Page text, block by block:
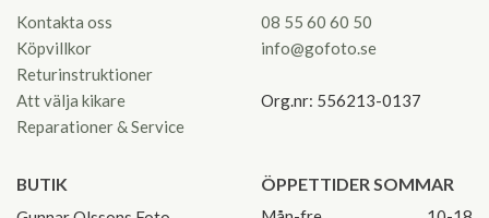
Kontakta oss
Köpvillkor
Returinstruktioner
Att välja kikare
Reparationer & Service
08 55 60 60 50
info@gofoto.se
Org.nr: 556213-0137
BUTIK ÖPPETTIDER SOMMAR